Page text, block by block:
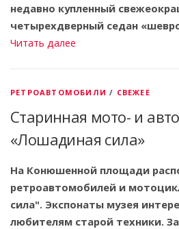
недавно купленный
четырехдверный седан
Читать далее
РЕТРОАВТОМОБИЛИ / СВЕЖЕЕ
Cтаринная мото- и
«Лошадиная сила»
На Конюшенной площади
ретроавтомобилей и
сила". Экспонаты музея
любителям старой техники.